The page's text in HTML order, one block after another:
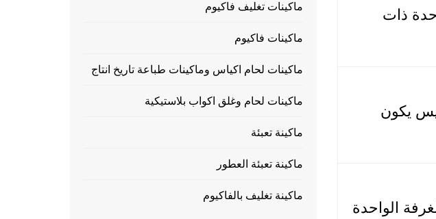
الواحدة ذات
اقصي كيس يكون
بالدقيقة فى الجناح الواحد اى 60 للغرفة الواحدة
ماكينات تغليف فاكيوم
ماكينات فاكيوم
ماكينات لحام اكياس وماكينات طباعة تاريخ انتاج
ماكينات لحام وغلق اكواب بلاستيكية
ماكينة تعبئة
ماكينة تعبئة العطور
ماكينة تغليف بالفاكيوم